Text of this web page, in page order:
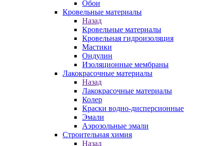
Обои
Кровельные материалы
Назад
Кровельные материалы
Кровельная гидроизоляция
Мастики
Ондулин
Изоляционные мембраны
Лакокрасочные материалы
Назад
Лакокрасочные материалы
Колер
Краски водно-дисперсионные
Эмали
Аэрозольные эмали
Строительная химия
Назад